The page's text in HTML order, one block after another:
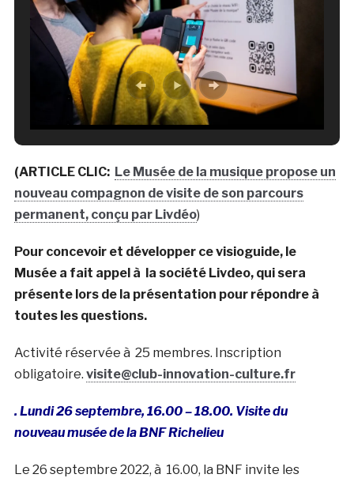
(ARTICLE CLIC: Le Musée de la musique propose un
nouveau compagnon de visite de son parcours
permanent, conçu par Livdéo)
Pour concevoir et développer ce visioguide, le
Musée a fait appel à la société Livdeo, qui sera
présente lors de la présentation pour répondre à
toutes les questions.
Activité réservée à 25 membres. Inscription
obligatoire. visite@club-innovation-culture.fr
. Lundi 26 septembre, 16.00 – 18.00. Visite du
nouveau musée de la BNF Richelieu
Le 26 septembre 2022, à 16.00, la BNF invite les